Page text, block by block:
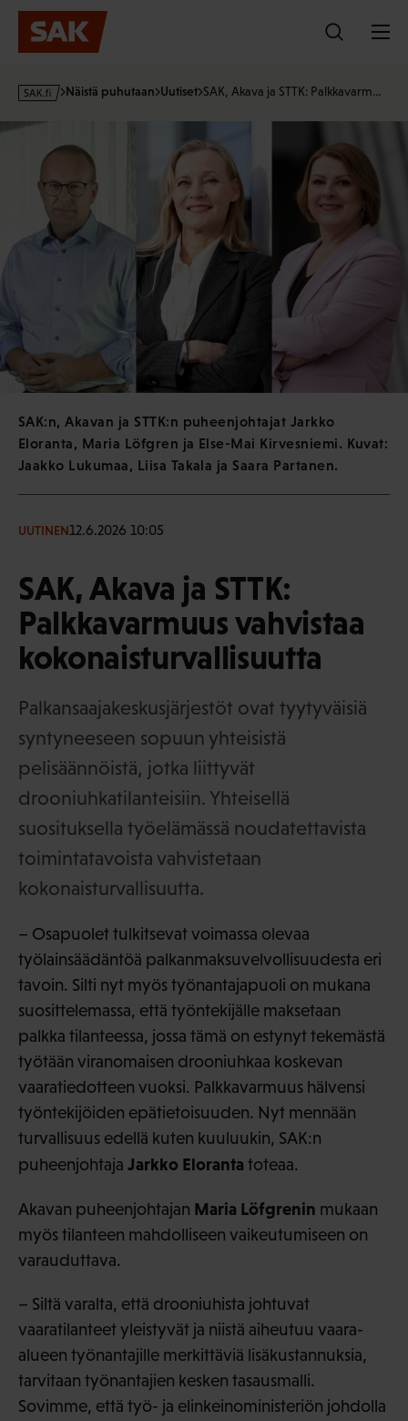
Hyppää
sisältöön
s
k
Näistä puhutaan Uutiset SAK, Akava ja STTK: Palkkavarm…
SAK:n, Akavan ja STTK:n puheenjohtajat Jarkko
Eloranta, Maria Löfgren ja Else-Mai Kirvesniemi. Kuvat:
Jaakko Lukumaa, Liisa Takala ja Saara Partanen.
UUTINEN12.6.2026 10:05
SAK, Akava ja STTK:
Palkkavarmuus vahvistaa
kokonaisturvallisuutta
Palkansaajakeskusjärjestöt ovat tyytyväisiä
syntyneeseen sopuun yhteisistä
pelisäännöistä, jotka liittyvät
drooniuhkatilanteisiin. Yhteisellä
suosituksella työelämässä noudatettavista
toimintatavoista vahvistetaan
kokonaisturvallisuutta.
– Osapuolet tulkitsevat voimassa olevaa
työlainsäädäntöä palkanmaksuvelvollisuudesta eri
tavoin. Silti nyt myös työnantajapuoli on mukana
suosittelemassa, että työntekijälle maksetaan
palkka tilanteessa, jossa tämä on estynyt tekemästä
työtään viranomaisen drooniuhkaa koskevan
vaaratiedotteen vuoksi. Palkkavarmuus hälvensi
työntekijöiden epätietoisuuden. Nyt mennään
turvallisuus edellä kuten kuuluukin, SAK:n
puheenjohtaja Jarkko Eloranta toteaa.
Akavan puheenjohtajan Maria Löfgrenin mukaan
myös tilanteen mahdolliseen vaikeutumiseen on
varauduttava.
– Siltä varalta, että drooniuhista johtuvat
vaaratilanteet yleistyvät ja niistä aiheutuu vaara-
alueen työnantajille merkittäviä lisäkustannuksia,
tarvitaan työnantajien kesken tasausmalli.
Sovimme, että työ- ja elinkeinoministeriön johdolla